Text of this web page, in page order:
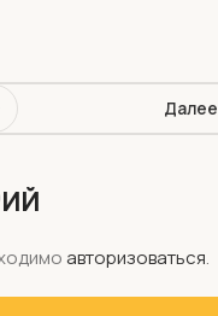
Далее
авторизоваться.